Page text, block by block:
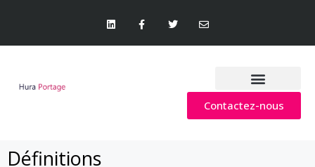
Contactez-nous
Définitions